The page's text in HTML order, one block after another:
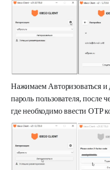
Нажимаем Авторизоваться
пароль пользователя, после
где необходимо ввести OTP